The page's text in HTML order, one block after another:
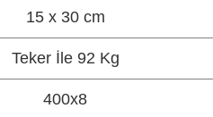
15 x 30 cm
Teker İle 92 Kg
400x8